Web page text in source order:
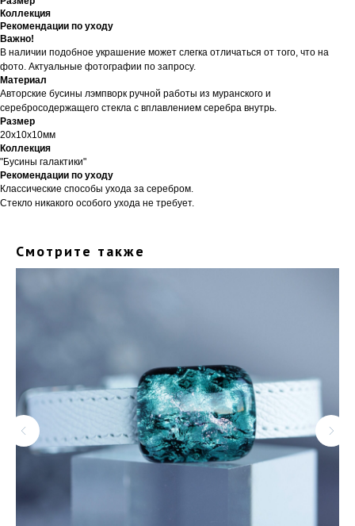
Коллекция
Рекомендации по уходу
Важно!
В наличии подобное украшение может слегка отличаться от того, что на
фото. Актуальные фотографии по запросу.
Материал
Авторские бусины лэмпворк ручной работы из муранского и
серебросодержащего стекла с вплавлением серебра внутрь.
Размер
20х10х10мм
Коллекция
"Бусины галактики"
Рекомендации по уходу
Классические способы ухода за серебром.
Стекло никакого особого ухода не требует.
Смотрите также